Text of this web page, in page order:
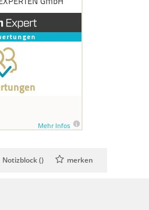
Notizblock () merken